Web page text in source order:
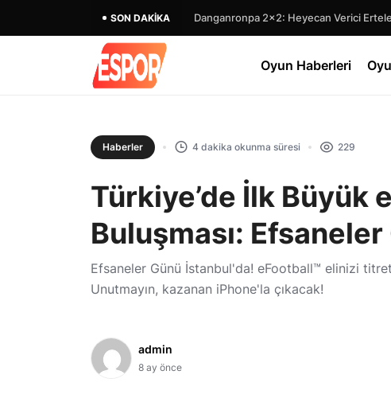
SON DAKIKA Danganronpa 2×2: Heyecan Verici
Oyun Haberleri
Haberler 4 dakika okunma süresi 229
Türkiye’de İlk Büyük
Buluşması:
Efsaneler Günü İstanbul'da! eFootball™ elinizi
Unutmayın, kazanan iPhone'la çıkacak!
admin
8 ay önce